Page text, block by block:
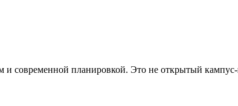
и современной планировкой. Это не открытый